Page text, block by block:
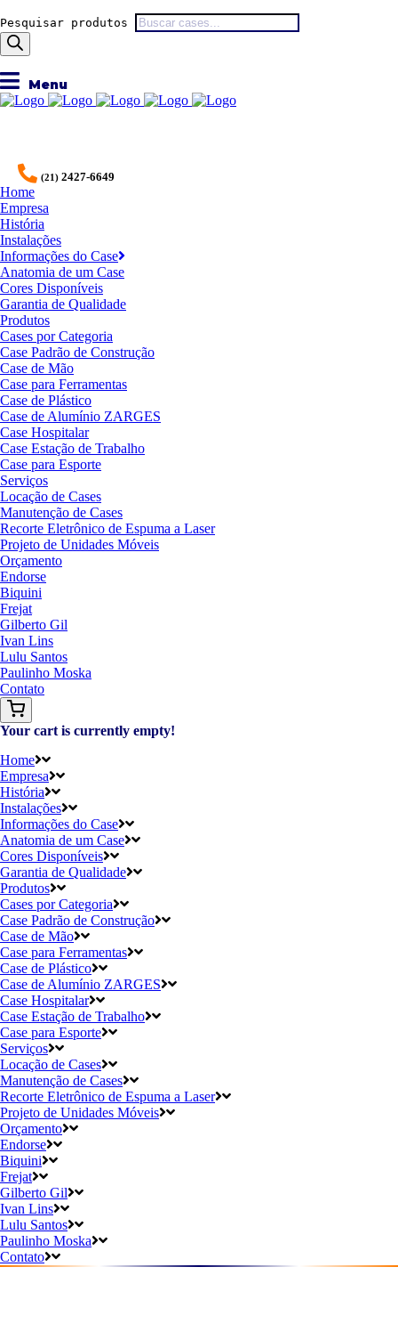
Pesquisar produtos
(21) 2427-6649
Home
Empresa
História
Instalações
Informações do Case
Anatomia de um Case
Cores Disponíveis
Garantia de Qualidade
Produtos
Cases por Categoria
Case Padrão de Construção
Case de Mão
Case para Ferramentas
Case de Plástico
Case de Alumínio ZARGES
Case Hospitalar
Case Estação de Trabalho
Case para Esporte
Serviços
Locação de Cases
Manutenção de Cases
Recorte Eletrônico de Espuma a Laser
Projeto de Unidades Móveis
Orçamento
Endorse
Biquini
Frejat
Gilberto Gil
Ivan Lins
Lulu Santos
Paulinho Moska
Contato
Your cart is currently empty!
Home
Empresa
História
Instalações
Informações do Case
Anatomia de um Case
Cores Disponíveis
Garantia de Qualidade
Produtos
Cases por Categoria
Case Padrão de Construção
Case de Mão
Case para Ferramentas
Case de Plástico
Case de Alumínio ZARGES
Case Hospitalar
Case Estação de Trabalho
Case para Esporte
Serviços
Locação de Cases
Manutenção de Cases
Recorte Eletrônico de Espuma a Laser
Projeto de Unidades Móveis
Orçamento
Endorse
Biquini
Frejat
Gilberto Gil
Ivan Lins
Lulu Santos
Paulinho Moska
Contato